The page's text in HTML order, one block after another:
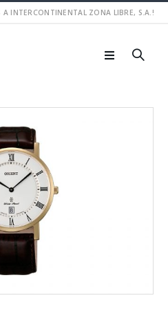
A INTERCONTINENTAL ZONA LIBRE, S.A.!